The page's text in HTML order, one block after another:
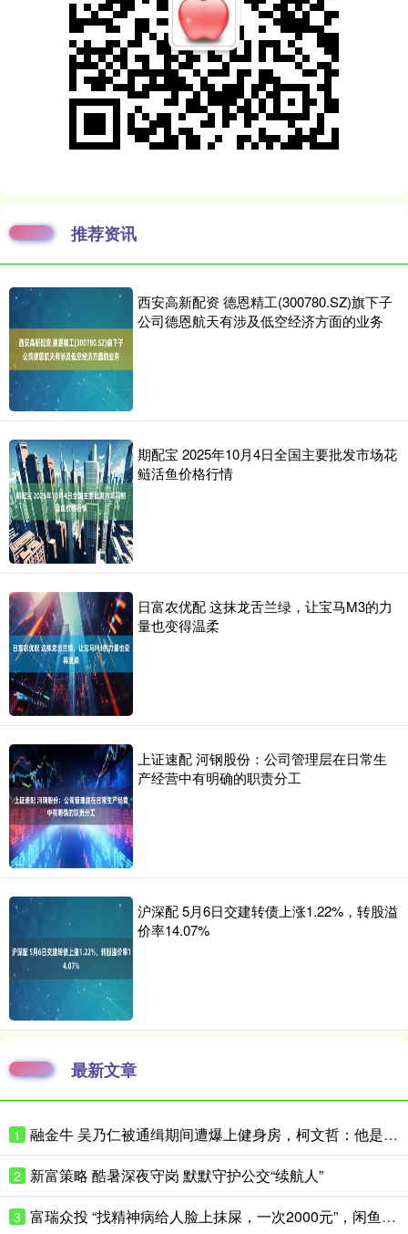
推荐资讯
西安高新配资 德恩精工(300780.SZ)旗下子
公司德恩航天有涉及低空经济方面的业务
期配宝 2025年10月4日全国主要批发市场花
鲢活鱼价格行情
日富农优配 这抹龙舌兰绿，让宝马M3的力
量也变得温柔
上证速配 河钢股份：公司管理层在日常生
产经营中有明确的职责分工
沪深配 5月6日交建转债上涨1.22%，转股溢
价率14.07%
最新文章
1 融金牛 吴乃仁被通缉期间遭爆上健身房，柯文哲：他是赖清德干爹，我怎跟他比
2 新富策略 酷暑深夜守岗 默默守护公交“续航人”
3 富瑞众投 “找精神病给人脸上抹屎，一次2000元”，闲鱼平台现明码标价交易链接“只要你钱到位，就有人给你办”，平台回应：建议举报